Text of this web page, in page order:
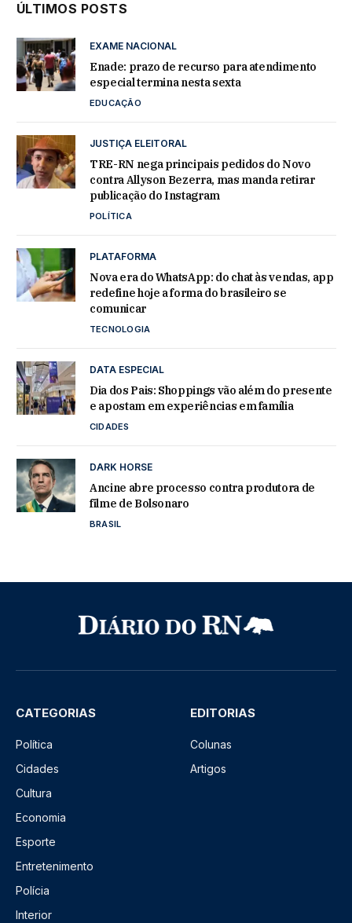
ÚLTIMOS POSTS
EXAME NACIONAL
Enade: prazo de recurso para atendimento
especial termina nesta sexta
EDUCAÇÃO
JUSTIÇA ELEITORAL
TRE-RN nega principais pedidos do Novo
contra Allyson Bezerra, mas manda retirar
publicação do Instagram
POLÍTICA
PLATAFORMA
Nova era do WhatsApp: do chat às vendas, app
redefine hoje a forma do brasileiro se
comunicar
TECNOLOGIA
DATA ESPECIAL
Dia dos Pais: Shoppings vão além do presente
e apostam em experiências em família
CIDADES
DARK HORSE
Ancine abre processo contra produtora de
filme de Bolsonaro
BRASIL
CATEGORIAS
Política
Cidades
Cultura
Economia
Esporte
Entretenimento
Polícia
Interior
EDITORIAS
Colunas
Artigos